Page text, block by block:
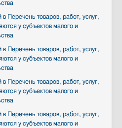
Перечень товаров, работ, услуг,
у субъектов малого и
Перечень товаров, работ, услуг,
у субъектов малого и
Перечень товаров, работ, услуг,
у субъектов малого и
Перечень товаров, работ, услуг,
у субъектов малого и